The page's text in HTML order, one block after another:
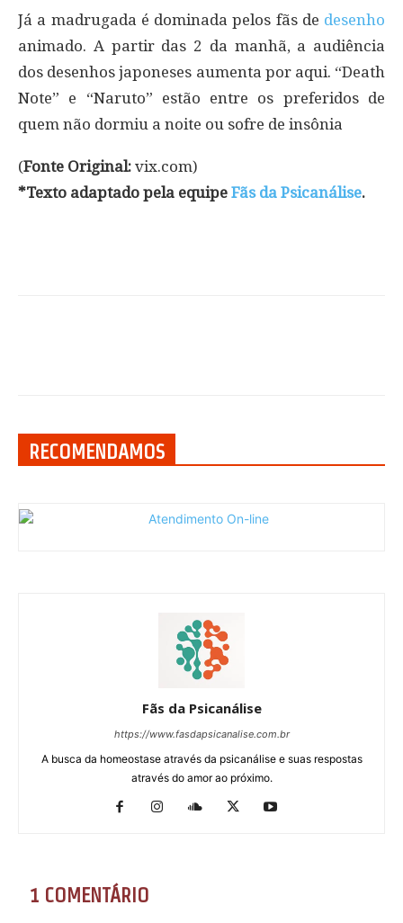
Já a madrugada é dominada pelos fãs de desenho
animado. A partir das 2 da manhã, a audiência
dos desenhos japoneses aumenta por aqui. “Death
Note” e “Naruto” estão entre os preferidos de
quem não dormiu a noite ou sofre de insônia
(Fonte Original: vix.com)
*Texto adaptado pela equipe Fãs da Psicanálise.
RECOMENDAMOS
Fãs da Psicanálise
https://www.fasdapsicanalise.com.br
A busca da homeostase através da psicanálise e suas respostas
através do amor ao próximo.
1 COMENTÁRIO